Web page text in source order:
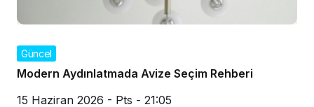
Güncel
Modern Aydınlatmada Avize Seçim Rehberi
15 Haziran 2026 - Pts - 21:05